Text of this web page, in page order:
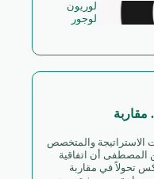
لوريون
لوجور
مقاربة
الاستراتيجة والمتخصص
المصطفى أن اتفاقية
تحولاً في مقاربة